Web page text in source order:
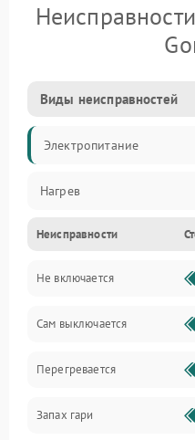
Виды неисправностей
Электропитание
Нагрев
Неисправности
Не включается
Сам выключается
Перегревается
Запах гари